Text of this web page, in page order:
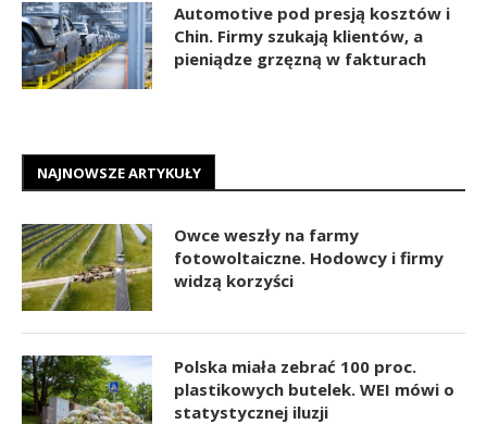
Automotive pod presją kosztów i
Chin. Firmy szukają klientów, a
pieniądze grzęzną w fakturach
NAJNOWSZE ARTYKUŁY
Owce weszły na farmy
fotowoltaiczne. Hodowcy i firmy
widzą korzyści
Polska miała zebrać 100 proc.
plastikowych butelek. WEI mówi o
statystycznej iluzji